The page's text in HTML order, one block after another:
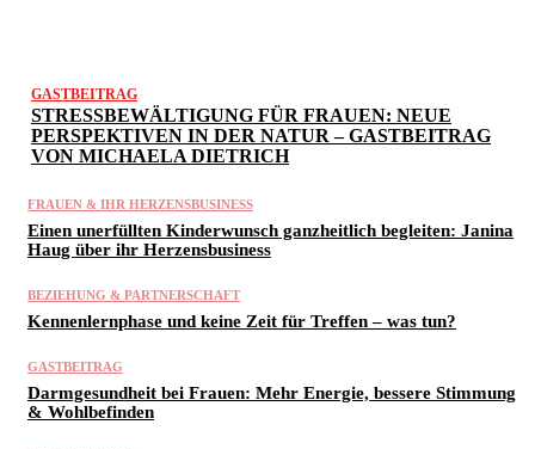
GASTBEITRAG
STRESSBEWÄLTIGUNG FÜR FRAUEN: NEUE
PERSPEKTIVEN IN DER NATUR – GASTBEITRAG
VON MICHAELA DIETRICH
FRAUEN & IHR HERZENSBUSINESS
Einen unerfüllten Kinderwunsch ganzheitlich begleiten: Janina
Haug über ihr Herzensbusiness
BEZIEHUNG & PARTNERSCHAFT
Kennenlernphase und keine Zeit für Treffen – was tun?
GASTBEITRAG
Darmgesundheit bei Frauen: Mehr Energie, bessere Stimmung
& Wohlbefinden